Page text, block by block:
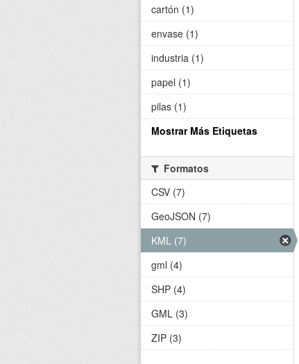
cartón (1)
envase (1)
industria (1)
papel (1)
pilas (1)
Mostrar Más Etiquetas
Formatos
CSV (7)
GeoJSON (7)
KML (7)
gml (4)
SHP (4)
GML (3)
ZIP (3)